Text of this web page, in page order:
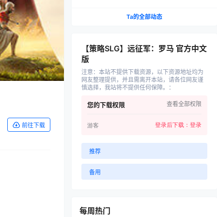
前往下载
Ta的全部动态
【策略SLG】远征军：罗马 官方中文
版
注意：本站不提供下载资源，以下资源地址均为
网友整理提供，并且需离开本站，请各位网友谨
慎选择，我站将不提供任何保障。
：
您的下载权限 查看全部权限
游客 登录后下载： 登录
推荐
备用
每周热门